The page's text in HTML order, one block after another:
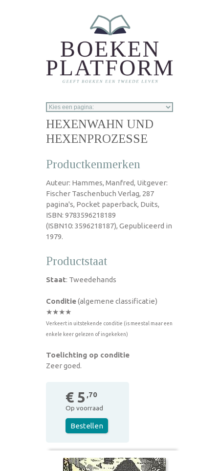
HEXENWAHN UND
HEXENPROZESSE
Productkenmerken
Auteur: Hammes, Manfred, Uitgever:
Fischer Taschenbuch Verlag, 287
pagina's, Pocket paperback, Duits,
ISBN: 9783596218189
(ISBN10: 3596218187), Gepubliceerd in
1979.
Productstaat
Staat: Tweedehands
Conditie(algemene classificatie)
★★★★
Verkeert in uitstekende conditie (is meestal maar een
enkele keer gelezen of ingekeken)
Toelichting op conditie
Zeer goed.
€ 5 ,70
Op voorraad
Bestellen